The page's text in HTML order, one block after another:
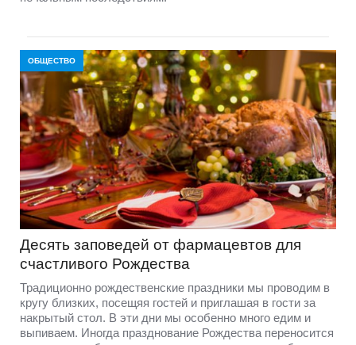
ОБЩЕСТВО
Десять заповедей от фармацевтов для
счастливого Рождества
Традиционно рождественские праздники мы проводим в
кругу близких, посещяя гостей и приглашая в гости за
накрытый стол. В эти дни мы особенно много едим и
выпиваем. Иногда празднование Рождества переносится